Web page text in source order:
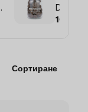
Dark
10,57 €
Сортиране